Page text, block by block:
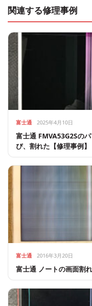
関連する修理事例
富士通 2025年4月10日
富士通 FMVA53G2Sの
び、割れた【修理事例】
富士通 2016年3月20日
富士通 ノートの画面割